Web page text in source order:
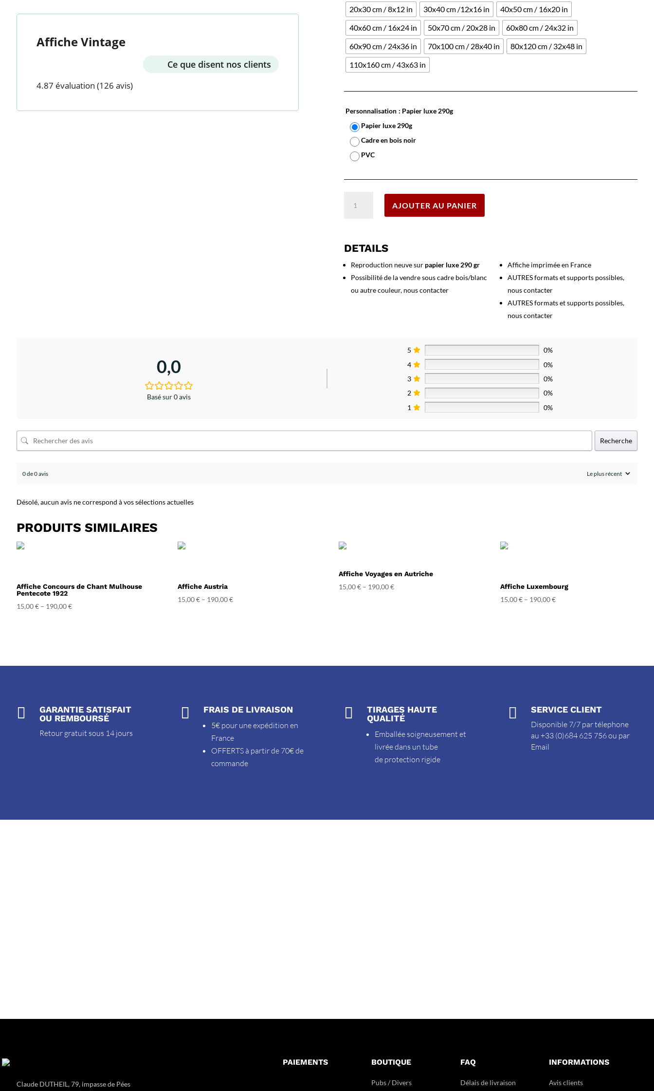
Affiche Vintage
Ce que disent nos clients
4.87 évaluation (126 avis)
20x30 cm / 8x12 in 30x40 cm /12x16 in
40x50 cm / 16x20 in
40x60 cm / 16x24 in
50x70 cm / 20x28 in
60x80 cm / 24x32 in
60x90 cm / 24x36 in
70x100 cm / 28x40 in
80x120 cm / 32x48 in
110x160 cm / 43x63 in
Personnalisation : Papier luxe 290g
Papier luxe 290g
Cadre en bois noir
PVC
Luxembourg
AJOUTER AU PANIER
DETAILS
Reproduction neuve sur papier luxe 290 gr
Possibilité de la vendre sous cadre bois/blanc
ou autre couleur, nous contacter
Affiche imprimée en France
AUTRES formats et supports possibles,
nous contacter
AUTRES formats et supports possibles,
nous contacter
0,0
Basé sur 0 avis
5
0%
4
0%
3
0%
2
0%
1
0%
Recherche
0 de 0 avis
Désolé, aucun avis ne correspond à vos sélections actuelles
PRODUITS SIMILAIRES
Affiche Concours de Chant Mulhouse
Pentecote 1922
15,00€– 190,00€
Affiche Austria
15,00€– 190,00€
Affiche Voyages en Autriche
15,00€ – 190,00€ Affiche Luxembourg
15,00€– 190,00€

GARANTIE SATISFAIT
OU REMBOURSÉ
Retour gratuit sous 14 jours
 FRAIS DE LIVRAISON
5€ pour une expédition en
France
OFFERTS à partir de 70€ de
commande

TIRAGES HAUTE
QUALITÉ
Emballée soigneusement et
livrée dans un tube
de protection rigide
 SERVICE CLIENT
Disponible 7/7 par télephone
au +33 (0)684 625 756 ou par
Email
Claude DUTHEIL, 79, impasse de Pées
PAIEMENTS BOUTIQUE
Pubs / Divers
FAQ
Délais de livraison
INFORMATIONS
Avis clients